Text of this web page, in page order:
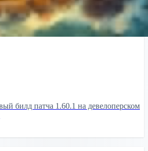
билд патча 1.60.1 на девелоперском